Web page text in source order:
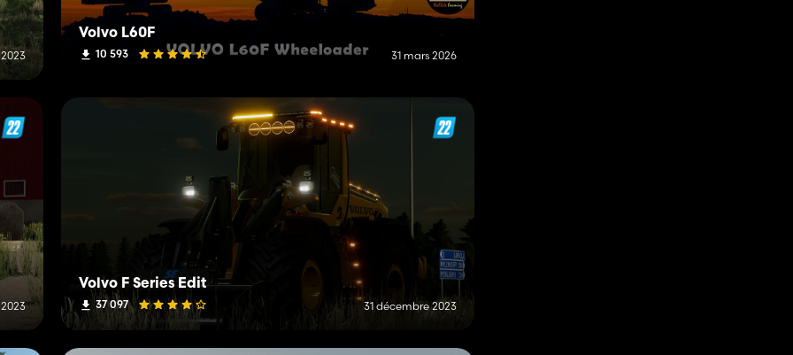
Volvo L60F
10 593 31 mars 2026
Volvo F Series Edit
37 097 31 décembre 2023